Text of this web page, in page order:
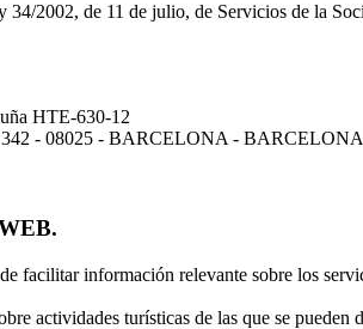
2002, de 11 de julio, de Servicios de la
HTE-630-12
- 08025 - BARCELONA - BARCELONA
facilitar información relevante sobre los
actividades turísticas de las que se pueden